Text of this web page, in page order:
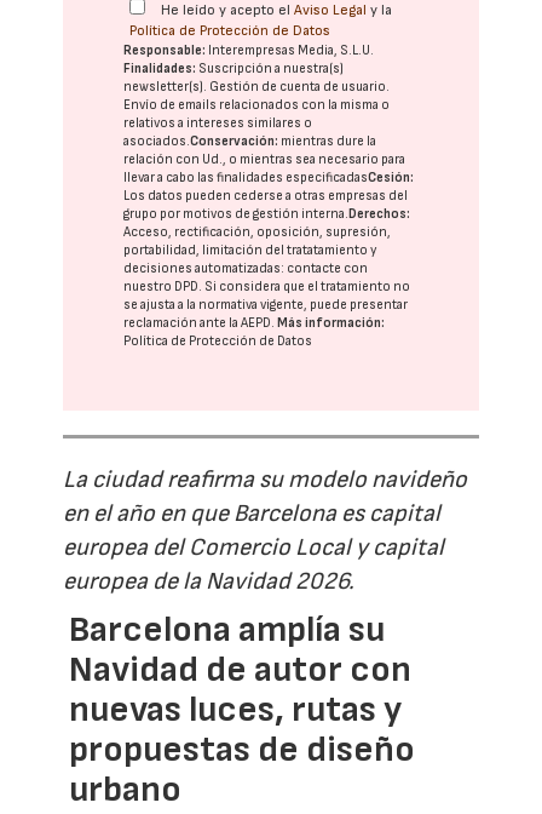
He leído y acepto elAviso Legal y la
Política de Protección de Datos
Responsable: Interempresas Media, S.L.U.
Finalidades: Suscripción a nuestra(s)
newsletter(s). Gestión de cuenta de usuario.
Envío de emails relacionados con la misma o
relativos a intereses similares o
asociados.Conservación: mientras dure la
relación con Ud., o mientras sea necesario para
llevar a cabo las finalidades especificadasCesión:
Los datos pueden cederse a otras empresas del
grupo por motivos de gestión interna. Derechos:
Acceso, rectificación, oposición, supresión,
portabilidad, limitación del tratatamiento y
decisiones automatizadas: contacte con
nuestro DPD. Si considera que el tratamiento no
se ajusta a la normativa vigente, puede presentar
reclamación ante laAEPD. Más información:
Política de Protección de Datos
La ciudad reafirma su modelo navideño
en el año en que Barcelona es capital
europea del Comercio Local y capital
europea de la Navidad 2026.
Barcelona amplía su
Navidad de autor con
nuevas luces, rutas y
propuestas de diseño
urbano